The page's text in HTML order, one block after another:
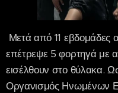
Μετά από 11 εβδομάδες
επέτρεψε 5 φορτηγά με
εισέλθουν στο θύλακα.
Οργανισμός Ηνωμένων